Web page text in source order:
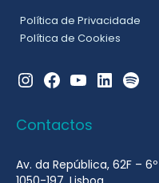
Política de Privacidade
Política de Cookies
Instagram
FacebookYouTubeLinkedInSpotify
Contactos
Av. da República, 62F – 6º